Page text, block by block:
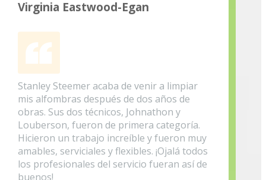
Virginia Eastwood-Egan
Stanley Steemer acaba de venir a limpiar
mis alfombras después de dos años de
obras. Sus dos técnicos, Johnathon y
Louberson, fueron de primera categoría.
Hicieron un trabajo increíble y fueron muy
amables, serviciales y flexibles. ¡Ojalá todos
los profesionales del servicio fueran así de
buenos!